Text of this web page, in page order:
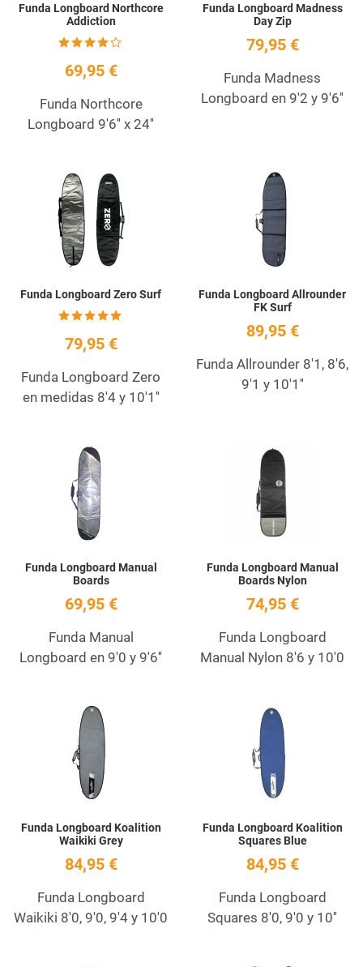
Funda Longboard Northcore
Addiction
69,95 €
Funda Northcore
Longboard 9'6'' x 24''
Funda Longboard Madness
Day Zip
79,95 €
Funda Madness
Longboard en 9'2 y 9'6''
Add to Wishlist
Funda Longboard Zero Surf
79,95 €
Funda Longboard Zero
en medidas 8'4 y 10'1''
Funda Longboard Allrounder
FK Surf
89,95 €
Funda Allrounder 8'1, 8'6,
9'1 y 10'1''
Add to Wishlist
Funda Longboard Manual
Boards
69,95 €
Funda Manual
Longboard en 9'0 y 9'6''
Funda Longboard Manual
Boards Nylon
74,95 €
Funda Longboard
Manual Nylon 8'6 y 10'0
Add to Wishlist
Funda Longboard Koalition
Waikiki Grey
84,95 €
Funda Longboard
Waikiki 8'0, 9'0, 9'4 y 10'0
Funda Longboard Koalition
Squares Blue
84,95 €
Funda Longboard
Squares 8'0, 9'0 y 10''